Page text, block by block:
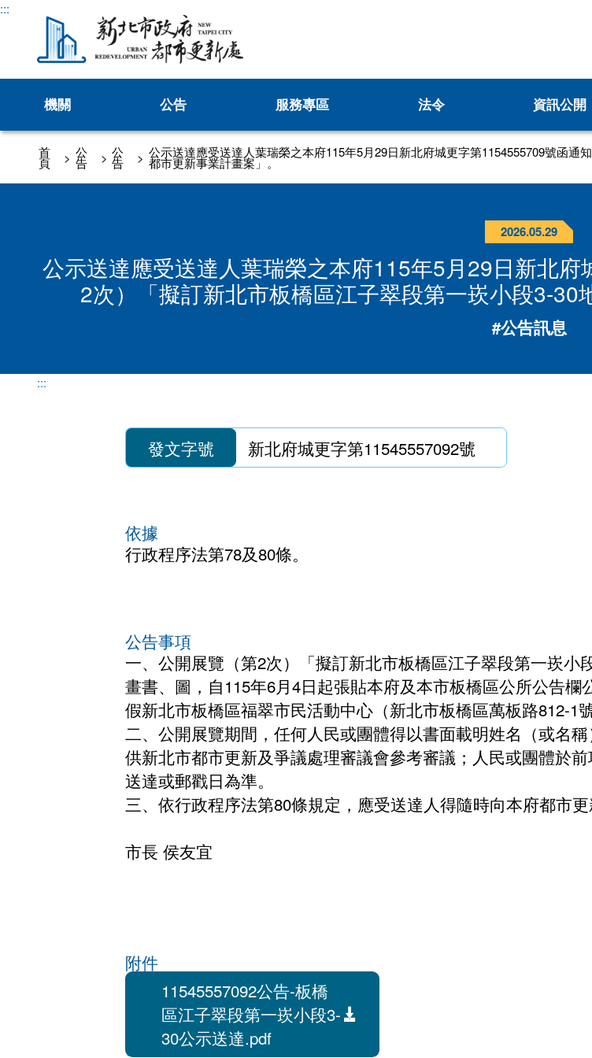
:::
機關
沿革發展
處長介紹
處長與民有約
公告
新聞
公告
服務專區
劃定更新地區及訂定都市更新計畫
更新會籌組及立案申請
防災型都更行動方
防災型建築加速改善
新北市加速推動都市危險建
畫
公辦都市更新
都市更新推動師
都更審議專區
都更審議專區
整建維護
法令
資訊公開
新北市城鄉資訊
都更中繼住宅
都更你說
安全及衛生防
預算、決算書及
首
頁 > 公
告 > 公
告 > 公示送達應受送達人葉瑞榮之本府115年5月29日新北府城更字第1154555709號函
都市更新事業計畫案」。
2026.05.29
公示送達應受送達人葉瑞榮之本府115年5月29日新北
2次）「擬訂新北市板橋區江子翠段第一崁小段3-30
#公告訊息
:::
發文字號 新北府城更字第11545557092號
依據
行政程序法第78及80條。
公告事項
一、公開展覽（第2次）「擬訂新北市板橋區江子翠段第一崁小
畫書、圖，自115年6月4日起張貼本府及本市板橋區公所公告欄
假新北市板橋區福翠市民活動中心（新北市板橋區萬板路812-1
二、公開展覽期間，任何人民或團體得以書面載明姓名（或名
供新北市都市更新及爭議處理審議會參考審議；人民或團體於
送達或郵戳日為準。
三、依行政程序法第80條規定，應受送達人得隨時向本府都市更
市長 侯友宜
附件
11545557092公告-板橋
區江子翠段第一崁小段3-
30公示送達.pdf